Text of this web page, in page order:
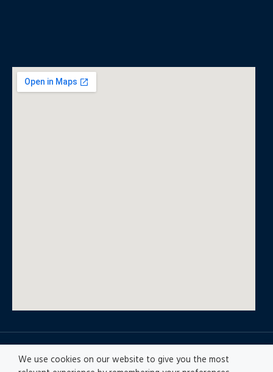
© All rights reserved
We use cookies on our website to give you the most